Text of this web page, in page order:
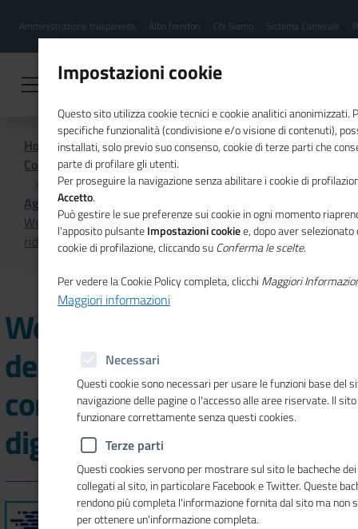
contenuto
Menu
hamburgher
Amministrazione trasparente Albo fornitori Chi Siamo Sistema Camerale
Home
Comunicazione istituzionale per il sistema camerale
Agenda
Webinar su "L'impegno delle Camere di commercio per
ridurre il digital divide"
Webinar su "L'impegno
delle Camere di
commercio per ridurre il
digital divide"
Impostazioni cookie
Questo sito utilizza cookie tecnici e cookie analitici anonimizzati.
specifiche funzionalità (condivisione e/o visione di contenuti),
installati, solo previo suo consenso, cookie di terze parti che
parte di profilare gli utenti.
Per proseguire la navigazione senza abilitare i cookie di
Accetto.
Può gestire le sue preferenze sui cookie in ogni momento
l'apposito pulsanteImpostazioni cookiee, dopo aver
cookie di profilazione, cliccando suConferma le scelte.
Per vedere la Cookie Policy completa, clicchi Maggiori
Maggiori informazioni
Necessari
Questi cookie sono necessari per usare le funzioni base del
navigazione delle pagine o l'accesso alle aree riservate. Il
funzionare correttamente senza questi cookies.
Terze parti
Questi cookies servono per mostrare sul sito le bacheche
collegati al sito, in particolare Facebook e Twitter. Queste
rendono più completa l'informazione fornita dal sito ma non
per ottenere un'informazione completa.